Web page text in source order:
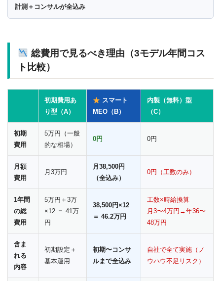
計測＋コンサルが全込み
総費用で見るべき理由（3モデル年間コス
ト比較）
初期費用あ
り型（A）
スマート
MEO（B）
内製（無料）型
（C）
初期
費用
5万円（一般
的な相場）
0円 0円
月額
費用
月3万円
月38,500円
（全込み）
0円（工数のみ）
1年間
の総
費用
5万円＋3万
×12 ＝ 41万
円
38,500円×12
＝ 46.2万円
工数×時給換算
月3〜4万円→年36〜
48万円
含ま
れる
内容
初期設定＋
基本運用
初期〜コンサ
ルまで全込み
自社で全て実施（ノ
ウハウ不足リスク）